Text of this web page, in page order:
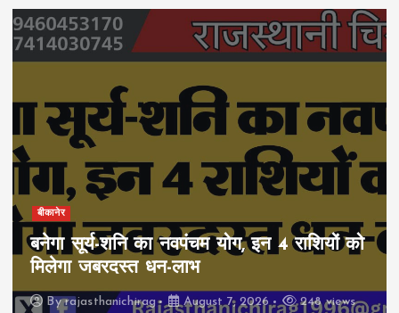
बीकानेर
बनेगा सूर्य-शनि का नवपंचम योग, इन 4 राशियों को
मिलेगा जबरदस्त धन-लाभ
Byrajasthanichirag August 7, 2026 248 views